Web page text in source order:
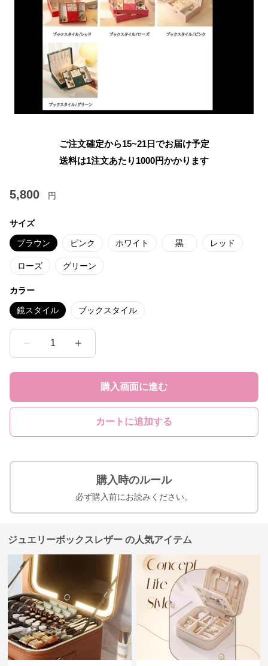
ご注文確定から15~21日でお届け予定
送料は1注文あたり 1000円かかります
5,800 円
サイズ
ブラウン ピンク ホワイト 黒 レッド
ローズ グリーン
カラー
鏡スタイル ブックスタイル
1
購入画面に進む
カートに追加する
購入時のルール
必ず購入前にお読みください。
ジュエリーボックスレザー の人気アイテム